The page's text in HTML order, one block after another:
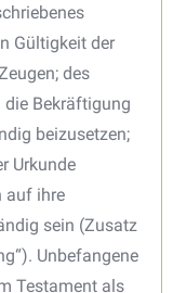
Gültigkeit der
des
die Bekräftigung
beizusetzen;
Urkunde
auf ihre
sein (Zusatz
Unbefangene
Testament als